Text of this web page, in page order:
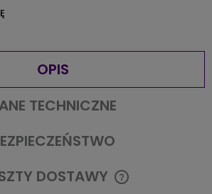
OPIS
TECHNICZNE
DOSTAWY
EWENTUALNYCH KOSZTÓW PŁATNOŚCI